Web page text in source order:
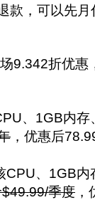
款，可以先
9.342折优惠
、1GB内
，优惠后
、1GB内
季度